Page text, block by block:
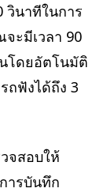
วินาทีในการ
ะมีเวลา 90
โดยอัตโนมัติ
ฟังได้ถึง 3
จสอบให้
ารบันทึก